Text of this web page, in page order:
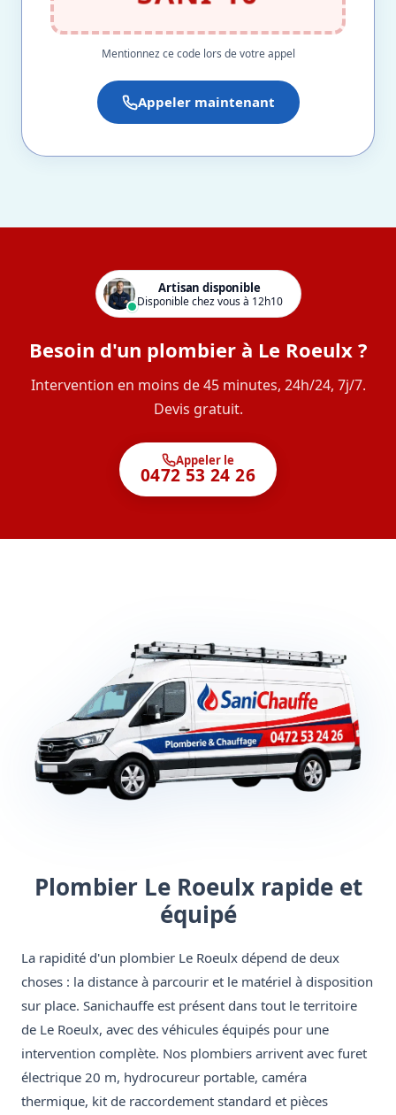
Mentionnez ce code lors de votre appel
Appeler maintenant
Artisan disponible
Disponible chez vous à 12h10
Besoin d'un plombier à Le Roeulx ?
Intervention en moins de 45 minutes, 24h/24, 7j/7.
Devis gratuit.
Appeler le
0472 53 24 26
Plombier Le Roeulx rapide et
équipé
La rapidité d'un plombier Le Roeulx dépend de deux
choses : la distance à parcourir et le matériel à disposition
sur place. Sanichauffe est présent dans tout le territoire
de Le Roeulx, avec des véhicules équipés pour une
intervention complète. Nos plombiers arrivent avec furet
électrique 20 m, hydrocureur portable, caméra
thermique, kit de raccordement standard et pièces